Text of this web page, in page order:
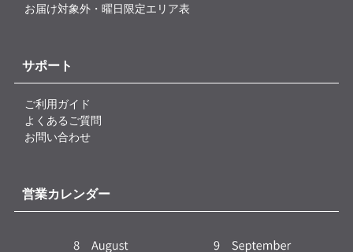
お届け対象外・曜日限定エリア表
サポート
ご利用ガイド
よくあるご質問
お問い合わせ
営業カレンダー